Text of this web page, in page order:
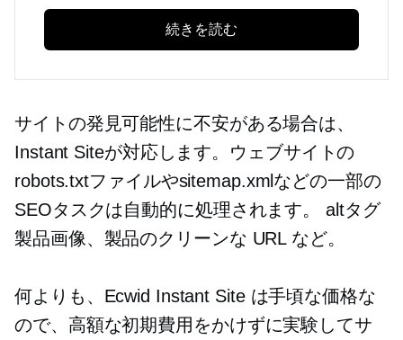
続きを読む
サイトの発見可能性に不安がある場合は、
Instant Siteが対応します。ウェブサイトの
robots.txtファイルやsitemap.xmlなどの一部の
SEOタスクは自動的に処理されます。altタグ
製品画像、製品のクリーンな URL など。
何よりも、Ecwid Instant Site は手頃な価格な
ので、高額な初期費用をかけずに実験してサ